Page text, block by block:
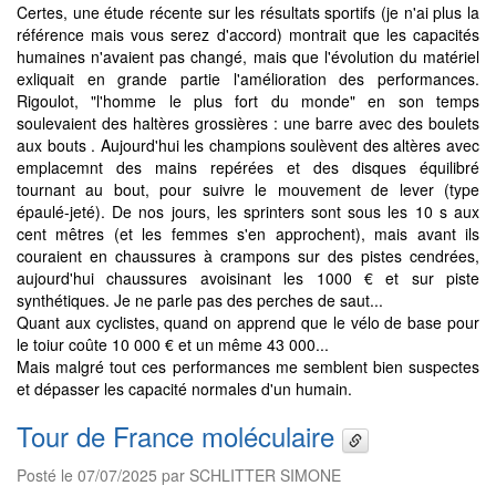
Certes, une étude récente sur les résultats sportifs (je n'ai plus la
référence mais vous serez d'accord) montrait que les capacités
humaines n'avaient pas changé, mais que l'évolution du matériel
exliquait en grande partie l'amélioration des performances.
Rigoulot, "l'homme le plus fort du monde" en son temps
soulevaient des haltères grossières : une barre avec des boulets
aux bouts . Aujourd'hui les champions soulèvent des altères avec
emplacemnt des mains repérées et des disques équilibré
tournant au bout, pour suivre le mouvement de lever (type
épaulé-jeté). De nos jours, les sprinters sont sous les 10 s aux
cent mêtres (et les femmes s'en approchent), mais avant ils
couraient en chaussures à crampons sur des pistes cendrées,
aujourd'hui chaussures avoisinant les 1000 € et sur piste
synthétiques. Je ne parle pas des perches de saut...
Quant aux cyclistes, quand on apprend que le vélo de base pour
le toiur coûte 10 000 € et un même 43 000...
Mais malgré tout ces performances me semblent bien suspectes
et dépasser les capacité normales d'un humain.
Tour de France moléculaire
Posté le 07/07/2025 par SCHLITTER SIMONE